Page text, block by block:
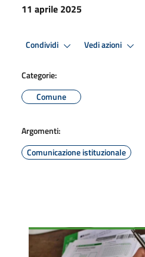
11 aprile 2025
Condividi Vedi azioni
Categorie:
Comune
Argomenti:
Comunicazione istituzionale